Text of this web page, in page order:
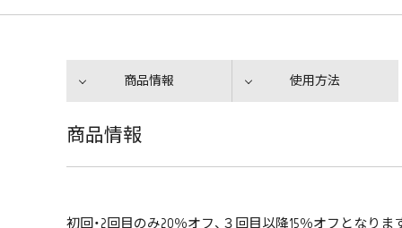
商品情報 使用方法
商品情報
初回・2回目のみ20％オフ、３回目以降15％オフとなり